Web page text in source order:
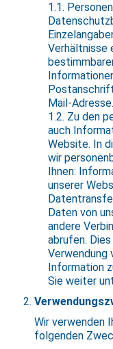
1.1.
Verhältnisse
Mail-Adresse.
1.2. Zu den
auch
Website. In
wir
Ihnen:
unserer
Daten von
andere
abrufen.
Verwendung
Information
Sie weiter
Wir verwenden
folgenden